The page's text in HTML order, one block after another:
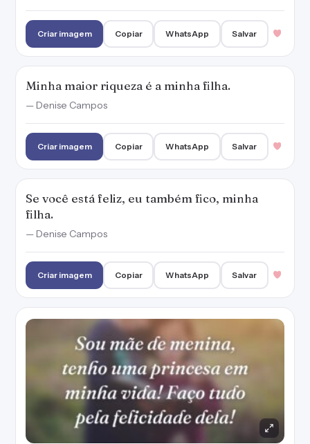
Criar imagem Copiar WhatsApp Salvar
Minha maior riqueza é a minha filha.
— Denise Campos
Criar imagem Copiar WhatsApp Salvar
Se você está feliz, eu também fico, minha
filha.
— Denise Campos
Criar imagem Copiar WhatsApp Salvar